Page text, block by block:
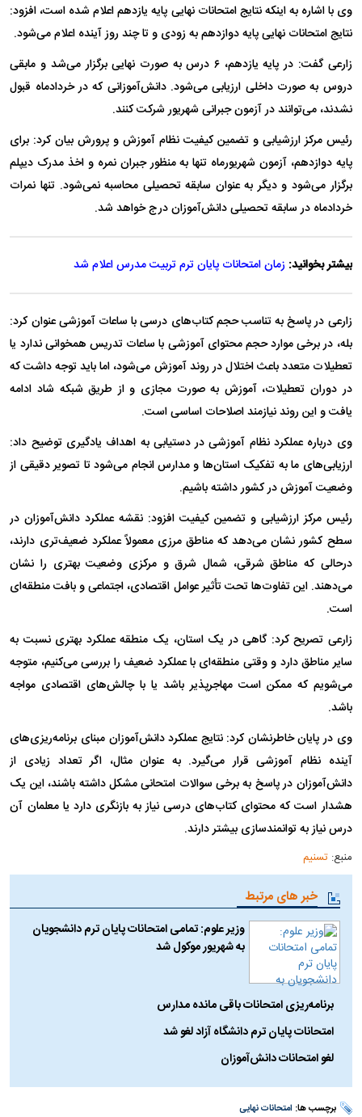
وی با اشاره به اینکه نتایج امتحانات نهایی پایه یازدهم اعلام شده است، افزود:
نتایج امتحانات نهایی پایه دوازدهم به زودی و تا چند روز آینده اعلام می‌شود.
زارعی گفت: در پایه یازدهم، ۶ درس به صورت نهایی برگزار می‌شد و مابقی
دروس به صورت داخلی ارزیابی می‌شود. دانش‌آموزانی که در خردادماه قبول
نشدند، می‌توانند در آزمون جبرانی شهریور شرکت کنند.
رئیس مرکز ارزشیابی و تضمین کیفیت نظام آموزش و پرورش بیان کرد: برای
پایه دوازدهم، آزمون شهریورماه تنها به منظور جبران نمره و اخذ مدرک دیپلم
برگزار می‌شود و دیگر به عنوان سابقه تحصیلی محاسبه نمی‌شود. تنها نمرات
خردادماه در سابقه تحصیلی دانش‌آموزان درج خواهد شد.
بیشتر بخوانید:زمان امتحانات پایان ترم تربیت مدرس اعلام شد
زارعی در پاسخ به تناسب حجم کتاب‌های درسی با ساعات آموزشی عنوان کرد:
بله، در برخی موارد حجم محتوای آموزشی با ساعات تدریس همخوانی ندارد یا
تعطیلات متعدد باعث اختلال در روند آموزش می‌شود، اما باید توجه داشت که
در دوران تعطیلات، آموزش به صورت مجازی و از طریق شبکه شاد ادامه
یافت و این روند نیازمند اصلاحات اساسی است.
وی درباره عملکرد نظام آموزشی در دستیابی به اهداف یادگیری توضیح داد:
ارزیابی‌های ما به تفکیک استان‌ها و مدارس انجام می‌شود تا تصویر دقیقی از
وضعیت آموزش در کشور داشته باشیم.
رئیس مرکز ارزشیابی و تضمین کیفیت افزود: نقشه عملکرد دانش‌آموزان در
سطح کشور نشان می‌دهد که مناطق مرزی معمولاً عملکرد ضعیف‌تری دارند،
درحالی که مناطق شرقی، شمال شرق و مرکزی وضعیت بهتری را نشان
می‌دهند. این تفاوت‌ها تحت تأثیر عوامل اقتصادی، اجتماعی و بافت منطقه‌ای
است.
زارعی تصریح کرد: گاهی در یک استان، یک منطقه عملکرد بهتری نسبت به
سایر مناطق دارد و وقتی منطقه‌ای با عملکرد ضعیف را بررسی می‌کنیم، متوجه
می‌شویم که ممکن است مهاجرپذیر باشد یا با چالش‌های اقتصادی مواجه
باشد.
وی در پایان خاطرنشان کرد: نتایج عملکرد دانش‌آموزان مبنای برنامه‌ریزی‌های
آینده نظام آموزشی قرار می‌گیرد. به عنوان مثال، اگر تعداد زیادی از
دانش‌آموزان در پاسخ به برخی سوالات امتحانی مشکل داشته باشند، این یک
هشدار است که محتوای کتاب‌های درسی نیاز به بازنگری دارد یا معلمان آن
درس نیاز به توانمندسازی بیشتر دارند.
منبع:تسنیم
خبر های مرتبط
وزیر علوم: تمامی امتحانات پایان ترم دانشجویان
به شهریور موکول شد
برنامه‌ریزی امتحانات باقی مانده مدارس
امتحانات پایان ترم دانشگاه آزاد لغو شد
لغو امتحانات دانش‌آموزان
برچسب ها: امتحانات نهایی